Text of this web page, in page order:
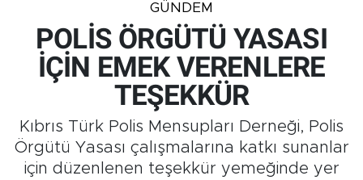
GÜNDEM
POLİS ÖRGÜTÜ YASASI
İÇİN EMEK VERENLERE
TEŞEKKÜR
Kıbrıs Türk Polis Mensupları Derneği, Polis
Örgütü Yasası çalışmalarına katkı sunanlar
için düzenlenen teşekkür yemeğinde yer